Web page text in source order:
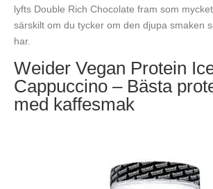
lyfts Double Rich Chocolate fram som
särskilt om du tycker om den djupa smaken
har.
Weider Vegan Protein
Cappuccino – Bästa
med kaffesmak